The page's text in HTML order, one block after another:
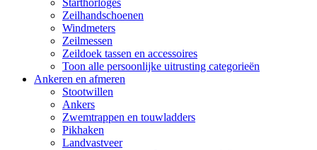
Starthorloges
Zeilhandschoenen
Windmeters
Zeilmessen
Zeildoek tassen en accessoires
Toon alle persoonlijke uitrusting categorieën
Ankeren en afmeren
Stootwillen
Ankers
Zwemtrappen en touwladders
Pikhaken
Landvastveer